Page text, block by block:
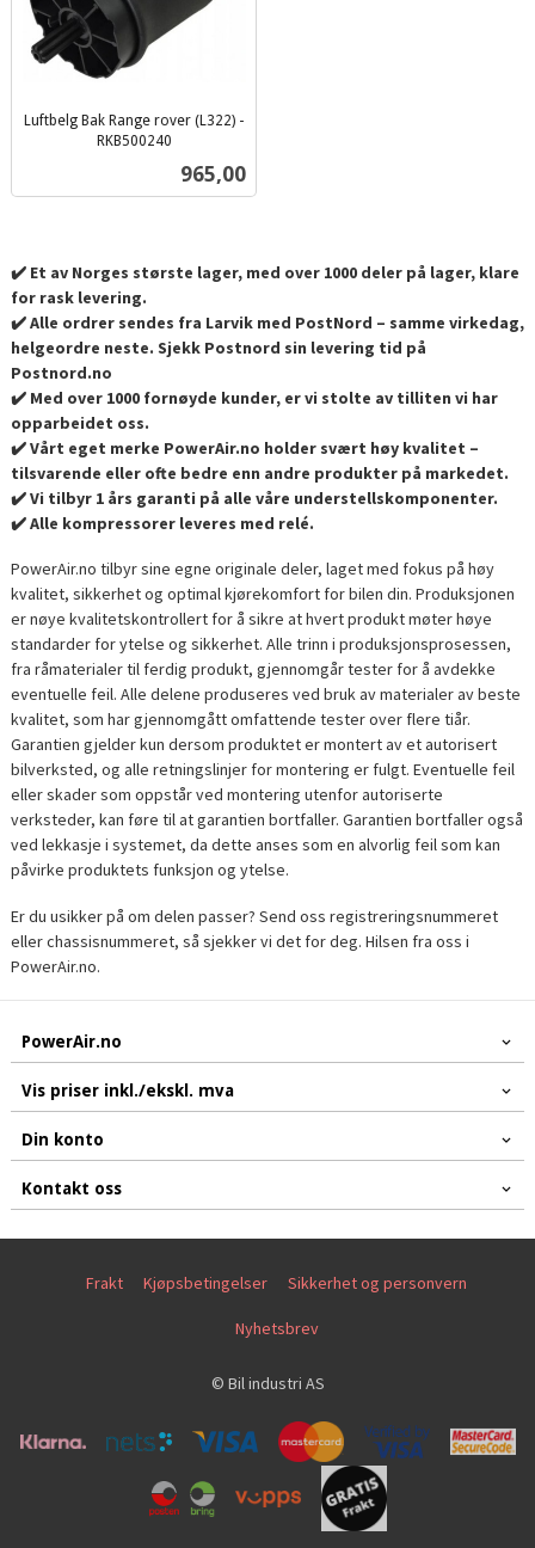
Luftbelg Bak Range rover (L322) -
RKB500240
Pris
965,00
✔️ Et av Norges største lager, med over 1000 deler på lager, klare
for rask levering.
✔️ Alle ordrer sendes fra Larvik med PostNord – samme virkedag,
helgeordre neste. Sjekk Postnord sin levering tid på
Postnord.no
✔️ Med over 1000 fornøyde kunder, er vi stolte av tilliten vi har
opparbeidet oss.
✔️ Vårt eget merke PowerAir.no holder svært høy kvalitet –
tilsvarende eller ofte bedre enn andre produkter på markedet.
✔️ Vi tilbyr 1 års garanti på alle våre understellskomponenter.
✔️ Alle kompressorer leveres med relé.
PowerAir.no tilbyr sine egne originale deler, laget med fokus på høy
kvalitet, sikkerhet og optimal kjørekomfort for bilen din. Produksjonen
er nøye kvalitetskontrollert for å sikre at hvert produkt møter høye
standarder for ytelse og sikkerhet. Alle trinn i produksjonsprosessen,
fra råmaterialer til ferdig produkt, gjennomgår tester for å avdekke
eventuelle feil. Alle delene produseres ved bruk av materialer av beste
kvalitet, som har gjennomgått omfattende tester over flere tiår.
Garantien gjelder kun dersom produktet er montert av et autorisert
bilverksted, og alle retningslinjer for montering er fulgt. Eventuelle feil
eller skader som oppstår ved montering utenfor autoriserte
verksteder, kan føre til at garantien bortfaller. Garantien bortfaller også
ved lekkasje i systemet, da dette anses som en alvorlig feil som kan
påvirke produktets funksjon og ytelse.
Er du usikker på om delen passer? Send oss registreringsnummeret
eller chassisnummeret, så sjekker vi det for deg. Hilsen fra oss i
PowerAir.no.
PowerAir.no
Vis priser inkl./ekskl. mva
Din konto
Kontakt oss
Frakt Kjøpsbetingelser Sikkerhet og personvern
Nyhetsbrev
© Bil industri AS